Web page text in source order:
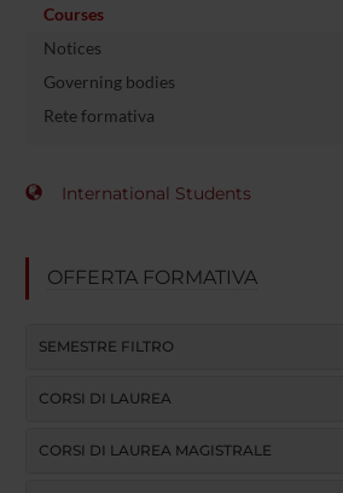
Courses
Notices
Governing bodies
Rete formativa
International Students
OFFERTA FORMATIVA
SEMESTRE FILTRO
CORSI DI LAUREA
CORSI DI LAUREA MAGISTRALE